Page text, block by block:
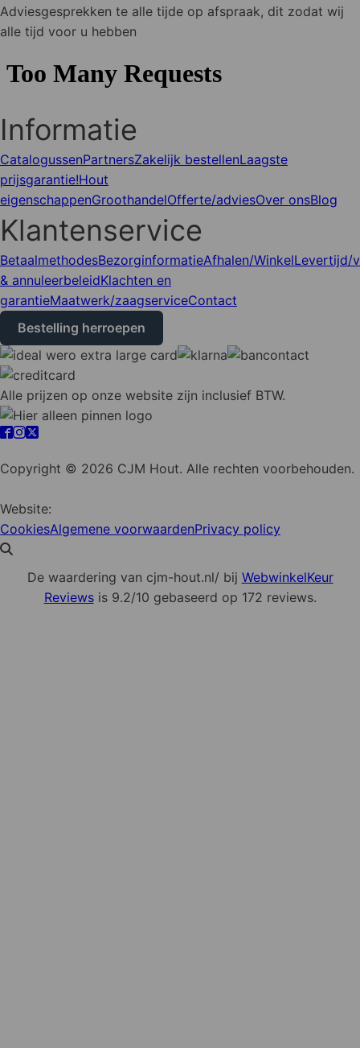
Adviesgesprekken te alle tijde op afspraak, dit zodat wij
alle tijd voor u hebben
Informatie
CatalogussenPartnersZakelijk bestellenLaagste
prijsgarantie!Hout
eigenschappenGroothandelOfferte/adviesOver onsBlog
Klantenservice
BetaalmethodesBezorginformatieAfhalen/WinkelLevertijd/
& annuleerbeleidKlachten en
garantieMaatwerk/zaagserviceContact
Bestelling herroepen
Alle prijzen op onze website zijn inclusief BTW.
Copyright © 2026 CJM Hout. Alle rechten voorbehouden.
Website:
CookiesAlgemene voorwaardenPrivacy policy
De waardering van cjm-hout.nl/ bij WebwinkelKeur
Reviewsis 9.2/10 gebaseerd op 172 reviews.